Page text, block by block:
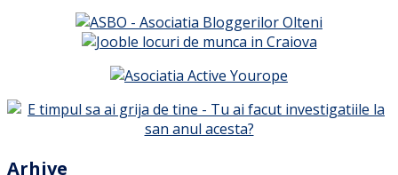
Arhive